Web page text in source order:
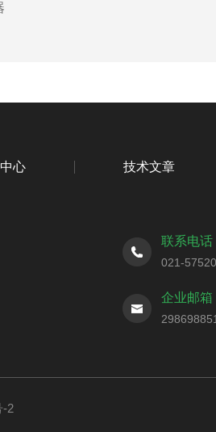
心 技术文章
联系电话
021-
企业邮箱
-2